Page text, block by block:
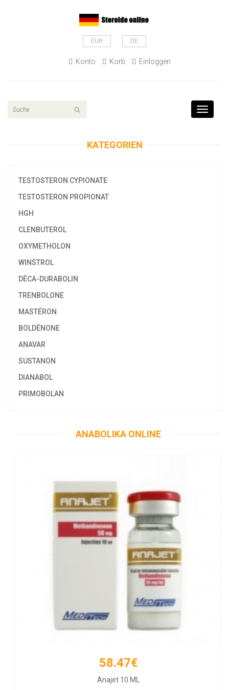
EUR DE
Konto Korb Einloggen
Toggle
KATEGORIEN
TESTOSTERON CYPIONATE
TESTOSTERON PROPIONAT
HGH
CLENBUTEROL
OXYMETHOLON
WINSTROL
DÉCA-DURABOLIN
TRENBOLONE
MASTÉRON
BOLDÉNONE
ANAVAR
SUSTANON
DIANABOL
PRIMOBOLAN
ANABOLIKA ONLINE
58.47€
Anajet 10 ML
Kaufen
66.21€